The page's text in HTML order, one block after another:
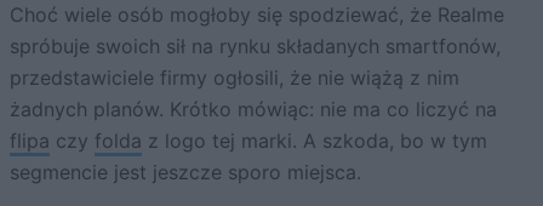
Choć wiele osób mogłoby się spodziewać, że Realme
spróbuje swoich sił na rynku składanych smartfonów,
przedstawiciele firmy ogłosili, że nie wiążą z nim
żadnych planów. Krótko mówiąc: nie ma co liczyć na
flipa czy folda z logo tej marki. A szkoda, bo w tym
segmencie jest jeszcze sporo miejsca.